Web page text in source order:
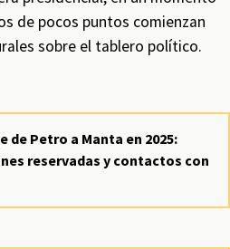
de pocos puntos comienzan
sobre el tablero político.
de Petro a Manta en 2025:
reservadas y contactos con